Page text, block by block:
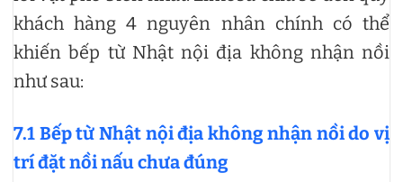
khách hàng 4 nguyên nhân chính có thể
khiến bếp từ Nhật nội địa không nhận nồi
như sau:
7.1 Bếp từ Nhật nội địa không nhận nồi do vị
trí đặt nồi nấu chưa đúng